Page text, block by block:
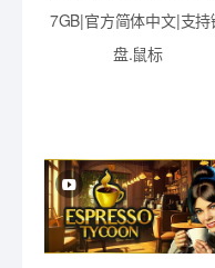
7GB|官方简体中文|支持
盘.鼠标